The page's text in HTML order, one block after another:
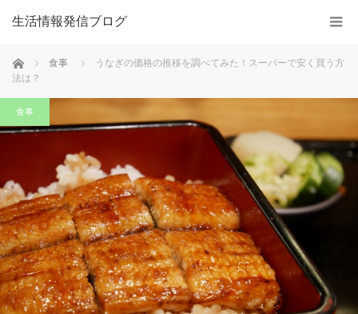
生活情報発信ブログ
ホーム 食事
うなぎの価格の推移を調べてみた！スーパーで安く買う方
法は？
食事